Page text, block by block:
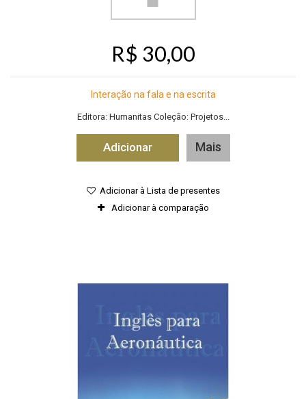
R$ 30,00
Interação na fala e na escrita
Editora: Humanitas Coleção: Projetos...
Adicionar Mais
Adicionar à Lista de presentes
Adicionar à comparação